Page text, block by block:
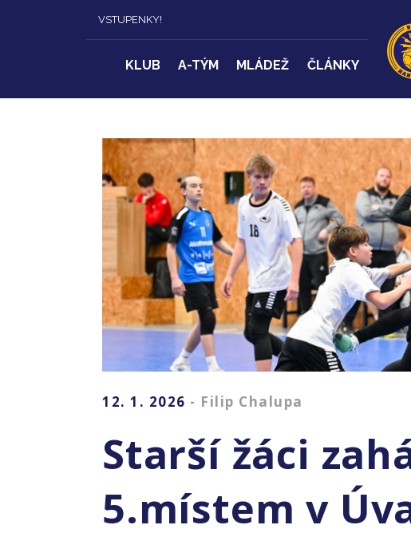
VSTUPENKY!
KLUB A-TÝM MLÁDEŽ ČLÁNKY
12. 1. 2026 - Filip Chalupa
Starší žáci
5.místem v